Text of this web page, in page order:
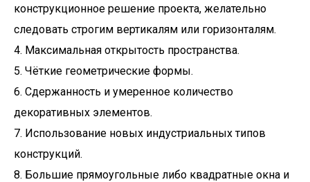
конструкционное решение проекта, желательно
следовать строгим вертикалям или горизонталям.
4. Максимальная открытость пространства.
5. Чёткие геометрические формы.
6. Сдержанность и умеренное количество
декоративных элементов.
7. Использование новых индустриальных типов
конструкций.
8. Большие прямоугольные либо квадратные окна и